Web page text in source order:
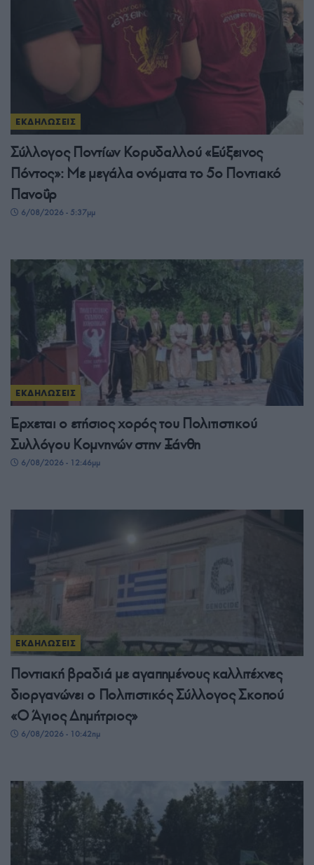
ΕΚΔΗΛΩΣΕΙΣ
Σύλλογος Ποντίων Κορυδαλλού «Εύξεινος
Πόντος»: Με μεγάλα ονόματα το 5ο Ποντιακό
Πανοΰρ
6/08/2026 - 5:37μμ
ΕΚΔΗΛΩΣΕΙΣ
Έρχεται ο ετήσιος χορός του Πολιτιστικού
Συλλόγου Κομνηνών στην Ξάνθη
6/08/2026 - 12:46μμ
ΕΚΔΗΛΩΣΕΙΣ
Ποντιακή βραδιά με αγαπημένους καλλιτέχνες
διοργανώνει ο Πολιτιστικός Σύλλογος Σκοπού
«Ο Άγιος Δημήτριος»
6/08/2026 - 10:42πμ